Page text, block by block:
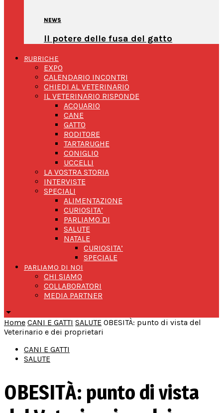
NEWS
Il potere delle fusa del gatto
RUBRICHE
EXPO
CALENDARIO INCONTRI
CHIEDI AL VETERINARIO
IL VETERINARIO RISPONDE
ACQUARIO
CANE
GATTO
RODITORE
TARTARUGHE
CONIGLIO
UCCELLI
LA VOSTRA STORIA
INTERVISTE
SPECIALI
ALIMENTAZIONE
CURIOSITA’
PARLIAMO DI
SALUTE
NATALE
CURIOSITA’
SPECIALE
PARLIAMO DI NOI
CHI SIAMO
COLLABORATORI
MEDIA PARTNER
Home CANI E GATTI SALUTE OBESITÀ: punto di vista del
Veterinario e dei proprietari
CANI E GATTI
SALUTE
OBESITÀ: punto di vista